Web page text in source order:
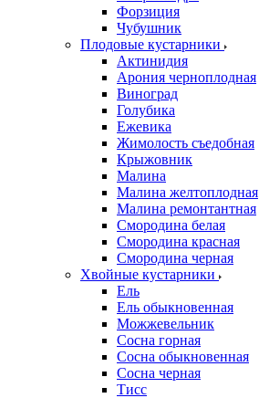
Форзиция
Чубушник
Плодовые кустарники
Актинидия
Арония черноплодная
Виноград
Голубика
Ежевика
Жимолость съедобная
Крыжовник
Малина
Малина желтоплодная
Малина ремонтантная
Смородина белая
Смородина красная
Смородина черная
Хвойные кустарники
Ель
Ель обыкновенная
Можжевельник
Сосна горная
Сосна обыкновенная
Сосна черная
Тисс